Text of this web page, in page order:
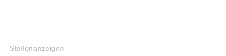
Stellenanzeigen